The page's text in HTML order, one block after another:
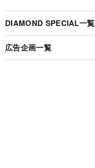
DIAMOND SPECIAL一覧
広告企画一覧